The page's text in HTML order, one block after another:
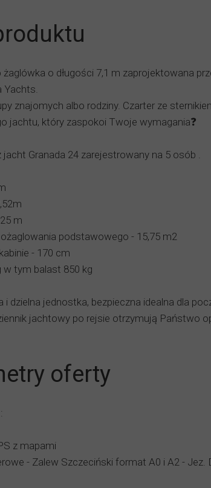
żaglówka o długości 7,1 m zaprojektowana
Yachts.
znajomych albo rodziny. Czarter ze
jachtu, który zaspokoi Twoje wymagania❓
jacht Granada 24 zarejestrowany na 5 osób .
m
podstawowego - 15,75 m2
- 170 cm
w tym balast 850 kg
i dzielna jednostka, bezpieczna idealna dla
jachtowy po rejsie otrzymują Państwo
oferty
z mapami
- Zalew Szczeciński format A0 i A2 - Jez.